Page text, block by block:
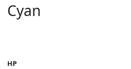
Cyan
HP